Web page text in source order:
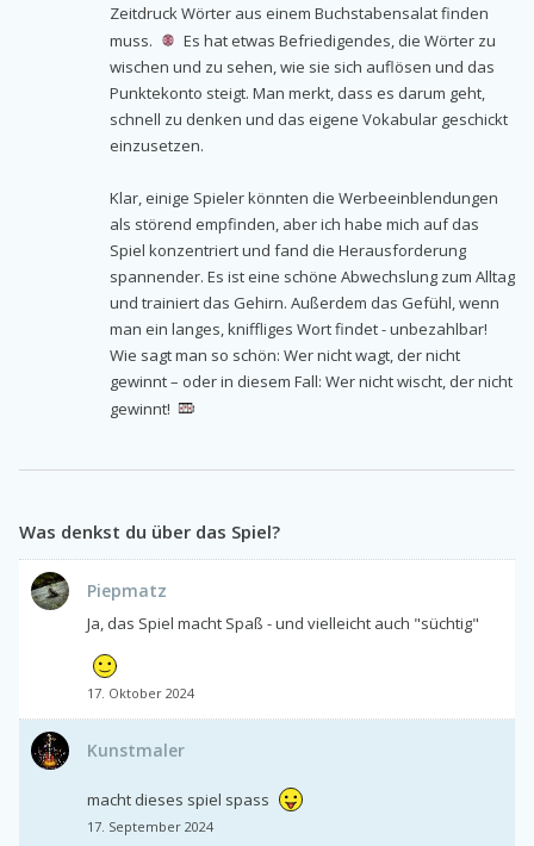
Zeitdruck Wörter aus einem Buchstabensalat finden
muss.
Es hat etwas Befriedigendes, die Wörter zu
wischen und zu sehen, wie sie sich auflösen und das
Punktekonto steigt. Man merkt, dass es darum geht,
schnell zu denken und das eigene Vokabular geschickt
einzusetzen.
Klar, einige Spieler könnten die Werbeeinblendungen
als störend empfinden, aber ich habe mich auf das
Spiel konzentriert und fand die Herausforderung
spannender. Es ist eine schöne Abwechslung zum Alltag
und trainiert das Gehirn. Außerdem das Gefühl, wenn
man ein langes, kniffliges Wort findet - unbezahlbar!
Wie sagt man so schön: Wer nicht wagt, der nicht
gewinnt – oder in diesem Fall: Wer nicht wischt, der nicht
gewinnt!
Was denkst du über das Spiel?
Piepmatz
Ja, das Spiel macht Spaß - und vielleicht auch "süchtig"
17. Oktober 2024
Kunstmaler
macht dieses spiel spass
17. September 2024